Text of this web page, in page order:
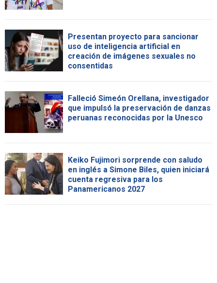
Presentan proyecto para sancionar
uso de inteligencia artificial en
creación de imágenes sexuales no
consentidas
Falleció Simeón Orellana, investigador
que impulsó la preservación de danzas
peruanas reconocidas por la Unesco
Keiko Fujimori sorprende con saludo
en inglés a Simone Biles, quien iniciará
cuenta regresiva para los
Panamericanos 2027